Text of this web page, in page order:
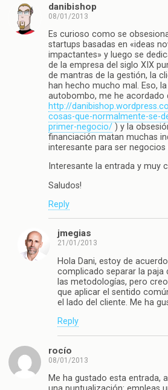
danibishop
08/01/2013
Es curioso como se
startups basadas en «ideas
impactantes» y luego se
de la empresa del siglo XIX
de mantras de la gestión, la
han hecho mucho mal. Eso,
autobombo, me he acordado
http://
cosas-que-normalmente-se-
primer-negocio/ ) y la
financiación matan muchas
interesante para ser negocios
Interesante la entrada y muy
Saludos!
Reply
jmegias
21/01/2013
Hola Dani, estoy de
complicado separar la paja
las metodologías, pero
que aplicar el sentido
el lado del cliente. Me ha
Reply
rocío
08/01/2013
Me ha gustado esta entrada,